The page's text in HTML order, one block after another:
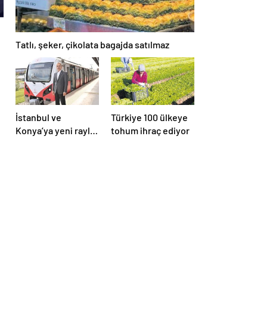
Tatlı, şeker, çikolata bagajda satılmaz
İstanbul ve
Konya’ya yeni raylı
Türkiye 100 ülkeye
tohum ihraç ediyor